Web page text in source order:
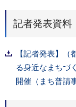
記者発表資料
【記者発表】（
る身近なまちづ
開催（まち普請